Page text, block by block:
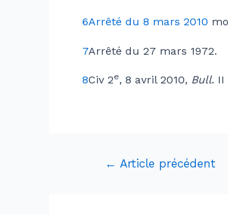
6Arrêté du 8 mars 2010
7Arrêté du 27 mars 1972.
8Civ 2e, 8 avril 2010, Bull. II
Navigation
← Article précédent